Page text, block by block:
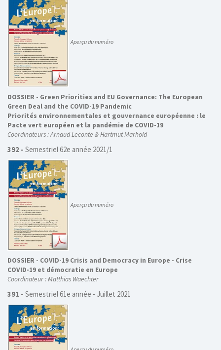
Aperçu du numéro
DOSSIER - Green Priorities and EU Governance: The European
Green Deal and the COVID-19 Pandemic
Priorités environnementales et gouvernance européenne : le
Pacte vert européen et la pandémie de COVID-19
Coordinateurs : Arnaud Leconte & Hartmut Marhold
392 - Semestriel 62e année 2021/1
Aperçu du numéro
DOSSIER - COVID-19 Crisis and Democracy in Europe - Crise
COVID-19 et démocratie en Europe
Coordinateur : Matthias Waechter
391 - Semestriel 61e année - Juillet 2021